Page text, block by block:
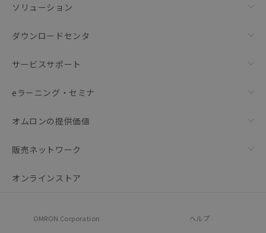
ソリューション
ダウンロードセンタ
サービスサポート
eラーニング・セミナ
オムロンの提供価値
販売ネットワーク
オンラインストア
OMRON Corporation ヘルプ